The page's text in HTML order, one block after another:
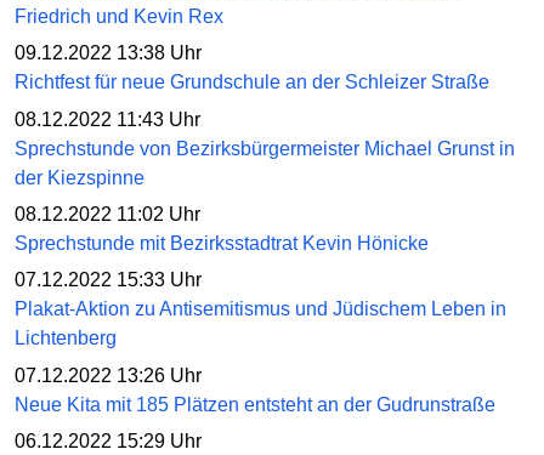
Friedrich und Kevin Rex
09.12.2022 13:38 Uhr
Richtfest für neue Grundschule an der Schleizer Straße
08.12.2022 11:43 Uhr
Sprechstunde von Bezirksbürgermeister Michael Grunst in
der Kiezspinne
08.12.2022 11:02 Uhr
Sprechstunde mit Bezirksstadtrat Kevin Hönicke
07.12.2022 15:33 Uhr
Plakat-Aktion zu Antisemitismus und Jüdischem Leben in
Lichtenberg
07.12.2022 13:26 Uhr
Neue Kita mit 185 Plätzen entsteht an der Gudrunstraße
06.12.2022 15:29 Uhr